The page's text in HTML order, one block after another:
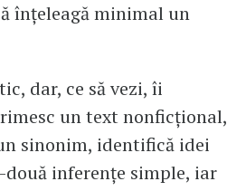
înțeleagă minimal un
dar, ce să vezi, îi
un text nonficțional,
sinonim, identifică idei
inferențe simple, iar